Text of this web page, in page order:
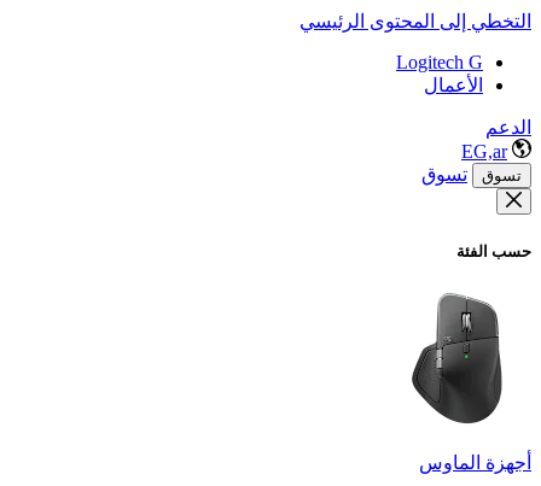
التخطي إلى المحتوى الرئيسي
Logitech G
الأعمال
الدعم
EG,ar
تسوق تسوق
حسب الفئة
أجهزة الماوس